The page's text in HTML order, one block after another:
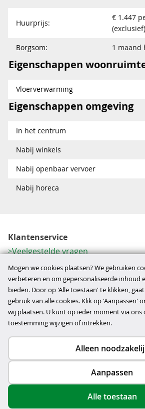
Huurprijs:
€ 1.447
(exclusief)
Borgsom:
1 maand
Eigenschappen
Vloerverwarming
Eigenschappen omgeving
In het centrum
Nabij winkels
Nabij openbaar vervoer
Nabij horeca
Klantenservice
Veelgestelde vragen
Contactformulier
Herroeping
Over ons
Bedrijfsgegevens
Werkwijze
Copyright © 2026
privacy- en cookiebeleid
Mogen we cookies plaatsen? We gebruiken
verbeteren en om gepersonaliseerde inhoud
bieden. Door op 'Alle toestaan' te klikken,
gebruik van alle cookies. Klik op 'Aanpassen'
wij plaatsen. U kunt op ieder moment via ons
toestemming wijzigen of intrekken.
Alleen
Aanpassen
Alle toestaan